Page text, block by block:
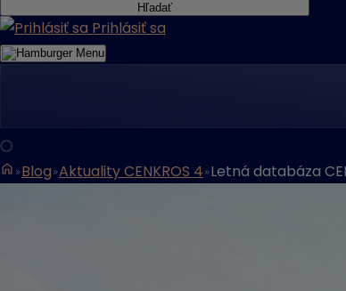
Hľadať
Prihlásiť sa
Menu
Blog Aktuality CENKROS 4 Letná databáza